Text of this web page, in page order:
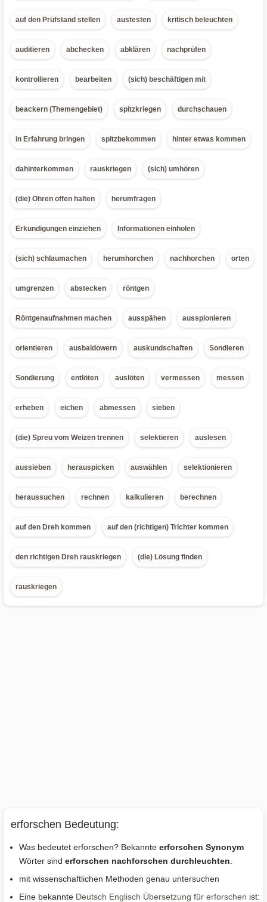
auf den Prüfstand stellen austesten kritisch beleuchten
auditieren abchecken abklären nachprüfen
kontrollieren bearbeiten (sich) beschäftigen mit
beackern (Themengebiet) spitzkriegen durchschauen
in Erfahrung bringen spitzbekommen hinter etwas kommen
dahinterkommen rauskriegen (sich) umhören
(die) Ohren offen halten herumfragen
Erkundigungen einziehen Informationen einholen
(sich) schlaumachen herumhorchen nachhorchen orten
umgrenzen abstecken röntgen
Röntgenaufnahmen machen ausspähen ausspionieren
orientieren ausbaldowern auskundschaften Sondieren
Sondierung entlöten auslöten vermessen messen
erheben eichen abmessen sieben
(die) Spreu vom Weizen trennen selektieren auslesen
aussieben herauspicken auswählen selektionieren
heraussuchen rechnen kalkulieren berechnen
auf den Dreh kommen auf den (richtigen) Trichter kommen
den richtigen Dreh rauskriegen (die) Lösung finden
rauskriegen
erforschen Bedeutung:
Was bedeutet erforschen? Bekannte erforschen Synonym
Wörter sind erforschen nachforschen durchleuchten
mit wissenschaftlichen Methoden genau untersuchen
Eine bekannte Deutsch Englisch Übersetzung für erforschen ist: